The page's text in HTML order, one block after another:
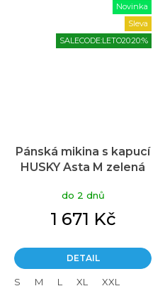
Novinka
Sleva
SALECODE:LETO20:20:%
Pánská mikina s kapucí
HUSKY Asta M zelená
do 2 dnů
1 671 Kč
DETAIL
S M L XL XXL